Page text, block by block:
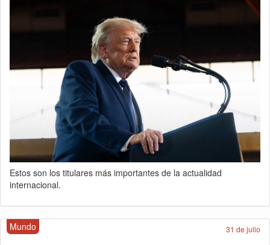
Estos son los titulares más importantes de la actualidad
internacional.
Mundo 31 de julio